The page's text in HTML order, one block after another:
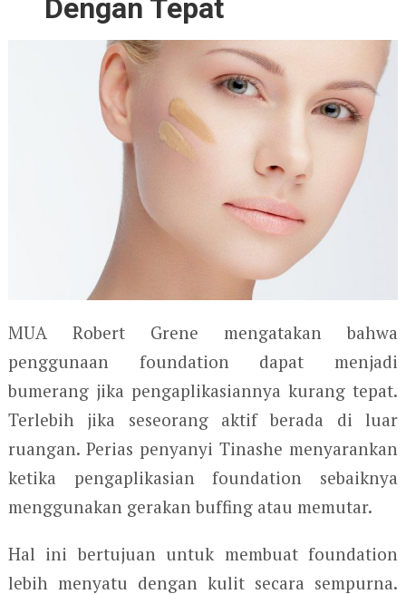
Dengan Tepat
MUA Robert Grene mengatakan bahwa
penggunaan foundation dapat menjadi
bumerang jika pengaplikasiannya kurang tepat.
Terlebih jika seseorang aktif berada di luar
ruangan. Perias penyanyi Tinashe menyarankan
ketika pengaplikasian foundation sebaiknya
menggunakan gerakan buffing atau memutar.
Hal ini bertujuan untuk membuat foundation
lebih menyatu dengan kulit secara sempurna.